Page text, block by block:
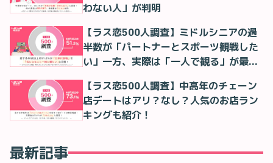
わない人」が判明
【ラス恋500人調査】ミドルシニアの過
半数が「パートナーとスポーツ観戦した
い」一方、実際は「一人で観る」が最多
【ラス恋500人調査】中高年のチェーン
店デートはアリ？なし？人気のお店ラン
キングも紹介！
最新記事